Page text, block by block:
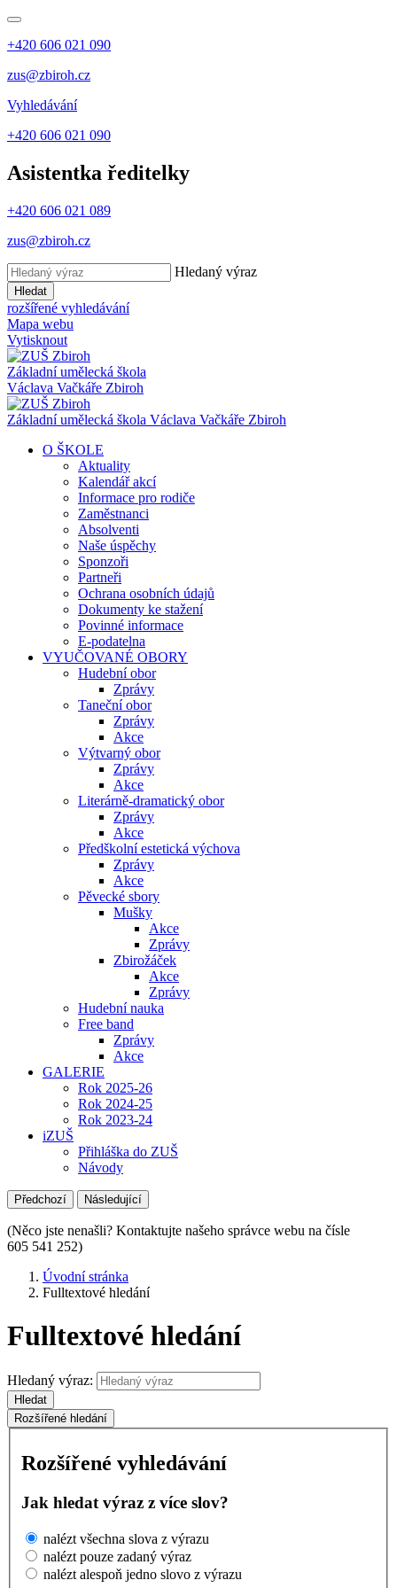
+420 606 021 090
zus@zbiroh.cz
Vyhledávání
+420 606 021 090
Asistentka ředitelky
+420 606 021 089
zus@zbiroh.cz
Hledaný výraz
Hledat
rozšířené vyhledávání
Mapa webu
Vytisknout
Základní umělecká škola
Václava Vačkáře Zbiroh
Základní umělecká škola Václava Vačkáře Zbiroh
O ŠKOLE
Aktuality
Kalendář akcí
Informace pro rodiče
Zaměstnanci
Absolventi
Naše úspěchy
Sponzoři
Partneři
Ochrana osobních údajů
Dokumenty ke stažení
Povinné informace
E-podatelna
VYUČOVANÉ OBORY
Hudební obor
Zprávy
Taneční obor
Zprávy
Akce
Výtvarný obor
Zprávy
Akce
Literárně-dramatický obor
Zprávy
Akce
Předškolní estetická výchova
Zprávy
Akce
Pěvecké sbory
Mušky
Akce
Zprávy
Zbirožáček
Akce
Zprávy
Hudební nauka
Free band
Zprávy
Akce
GALERIE
Rok 2025-26
Rok 2024-25
Rok 2023-24
iZUŠ
Přihláška do ZUŠ
Návody
Předchozí Následující
(Něco jste nenašli? Kontaktujte našeho správce webu na čísle
605 541 252)
Úvodní stránka
Fulltextové hledání
Fulltextové hledání
Hledaný výraz:
Hledat
Rozšířené hledání
Rozšířené vyhledávání
Jak hledat výraz z více slov?
nalézt všechna slova z výrazu
nalézt pouze zadaný výraz
nalézt alespoň jedno slovo z výrazu